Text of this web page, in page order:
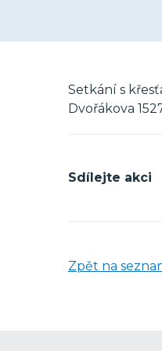
Setkání s
Dvořákova
Sdílejte akci
Zpět na